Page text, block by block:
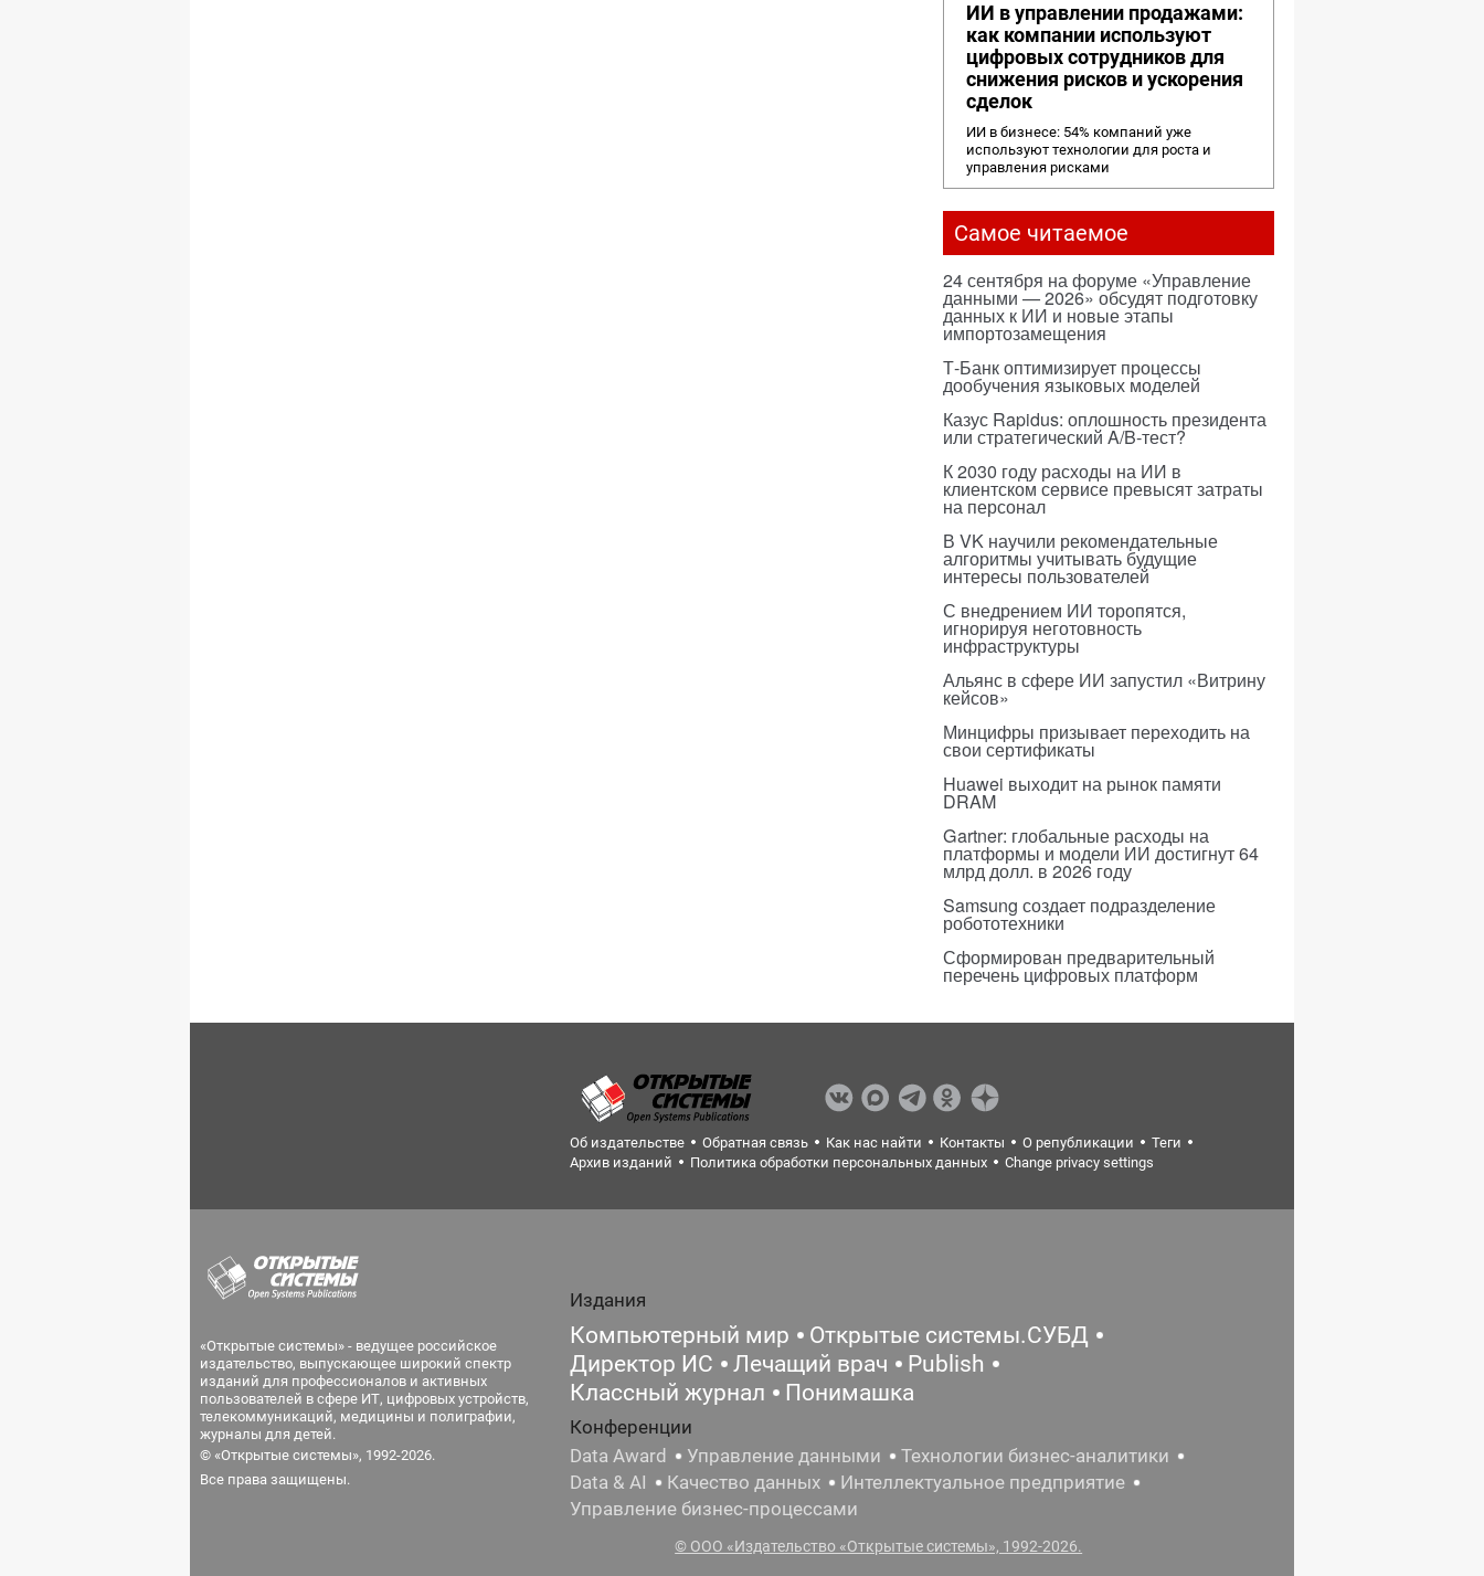
ИИ в управлении продажами:
как компании используют
цифровых сотрудников для
снижения рисков и ускорения
сделок
ИИ в бизнесе: 54% компаний уже
используют технологии для роста и
управления рисками
Самое читаемое
24 сентября на форуме «Управление
данными — 2026» обсудят подготовку
данных к ИИ и новые этапы
импортозамещения
Т-Банк оптимизирует процессы
дообучения языковых моделей
Казус Rapidus: оплошность президента
или стратегический A/B-тест?
К 2030 году расходы на ИИ в
клиентском сервисе превысят затраты
на персонал
В VK научили рекомендательные
алгоритмы учитывать будущие
интересы пользователей
С внедрением ИИ торопятся,
игнорируя неготовность
инфраструктуры
Альянс в сфере ИИ запустил «Витрину
кейсов»
Минцифры призывает переходить на
свои сертификаты
Huawei выходит на рынок памяти
DRAM
Gartner: глобальные расходы на
платформы и модели ИИ достигнут 64
млрд долл. в 2026 году
Samsung создает подразделение
робототехники
Сформирован предварительный
перечень цифровых платформ
Об издательстве Обратная связь Как нас найти Контакты О републикации
Теги
Архив изданий
Политика обработки персональных данных Change privacy settings
«Открытые системы» - ведущее российское
издательство, выпускающее широкий спектр
изданий для профессионалов и активных
пользователей в сфере ИТ, цифровых устройств,
телекоммуникаций, медицины и полиграфии,
журналы для детей.
© «Открытые системы», 1992-2026.
Все права защищены.
Издания
Компьютерный мир
Открытые системы.СУБД
Директор ИС
Лечащий врач
Publish
Классный журнал
Понимашка
Конференции
Data Award
Управление данными
Технологии бизнес-аналитики
Data & AI
Качество данных
Интеллектуальное предприятие
Управление бизнес-процессами
© ООО «Издательство «Открытые системы», 1992-2026.